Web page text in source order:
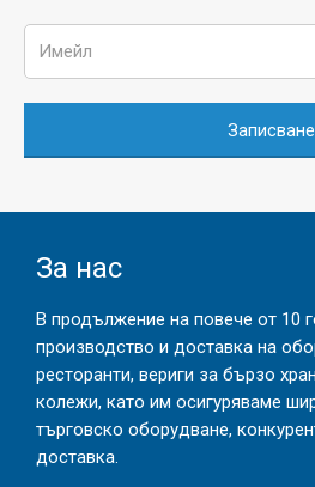
Записване
За нас
В продължение на повече от 10
производство и доставка на
ресторанти, вериги за бързо
колежи, като им осигуряваме
търговско оборудване,
доставка.